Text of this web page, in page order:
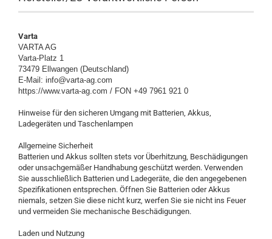
Varta
VARTA AG
Varta-Platz 1
73479 Ellwangen (Deutschland)
E-Mail: info@varta-ag.com
https://www.varta-ag.com / FON +49 7961 921 0
Hinweise für den sicheren Umgang mit Batterien, Akkus,
Ladegeräten und Taschenlampen
Allgemeine Sicherheit
Batterien und Akkus sollten stets vor Überhitzung, Beschädigungen
oder unsachgemäßer Handhabung geschützt werden. Verwenden
Sie ausschließlich Batterien und Ladegeräte, die den angegebenen
Spezifikationen entsprechen. Öffnen Sie Batterien oder Akkus
niemals, setzen Sie diese nicht kurz, werfen Sie sie nicht ins Feuer
und vermeiden Sie mechanische Beschädigungen.
Laden und Nutzung